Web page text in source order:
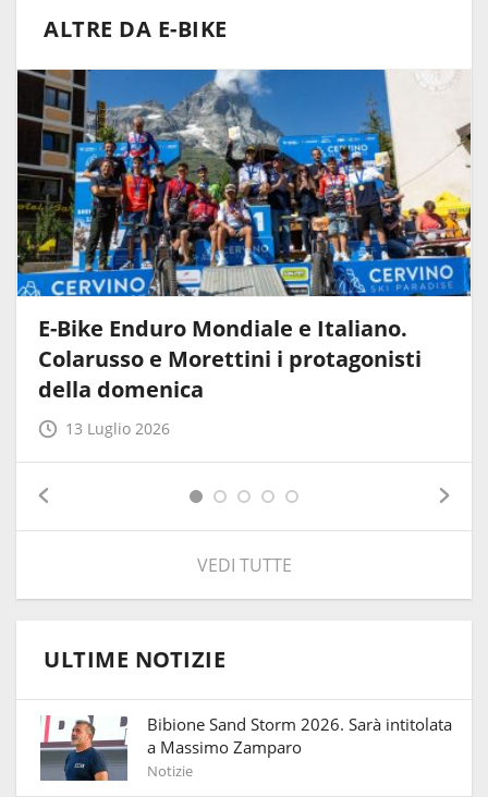
ALTRE DA E-BIKE
E-Bike Enduro Mondiale e Italiano.
Colarusso e Morettini i protagonisti
della domenica
13 Luglio 2026
VEDI TUTTE
ULTIME NOTIZIE
Bibione Sand Storm 2026. Sarà intitolata
a Massimo Zamparo
Notizie